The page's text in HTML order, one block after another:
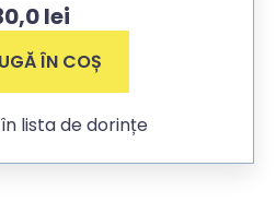
lei
ÎN COȘ
lista de dorințe